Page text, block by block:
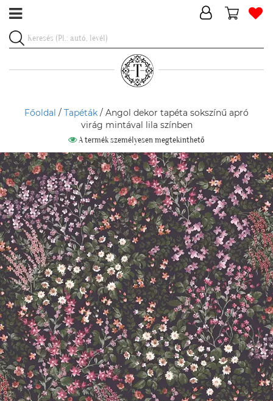
Főoldal / Tapéták / Angol dekor tapéta sokszínű apró
virág mintával lila színben
A termék személyesen megtekinthető